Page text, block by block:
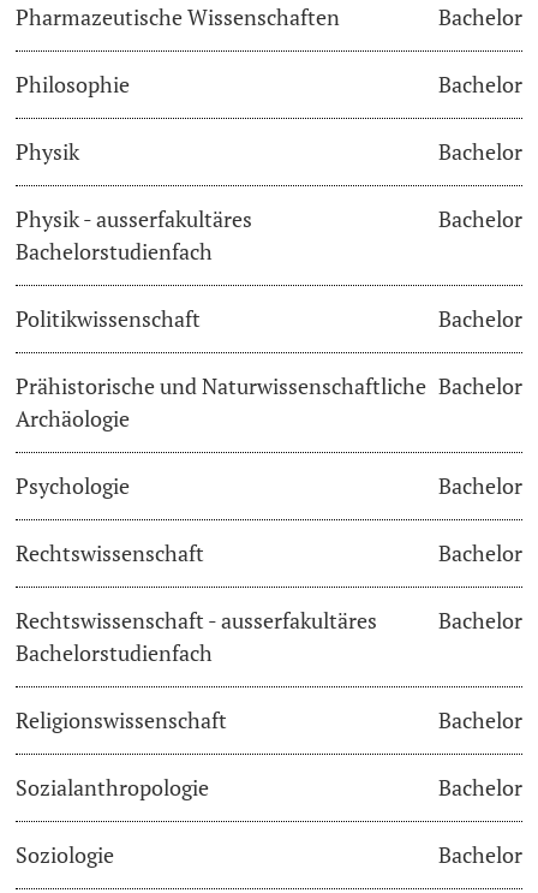
Pharmazeutische Wissenschaften Bachelor
Philosophie Bachelor
Physik Bachelor
Physik - ausserfakultäres
Bachelorstudienfach
Bachelor
Politikwissenschaft Bachelor
Prähistorische und Naturwissenschaftliche
Archäologie
Bachelor
Psychologie Bachelor
Rechtswissenschaft Bachelor
Rechtswissenschaft - ausserfakultäres
Bachelorstudienfach
Bachelor
Religionswissenschaft Bachelor
Sozialanthropologie Bachelor
Soziologie Bachelor